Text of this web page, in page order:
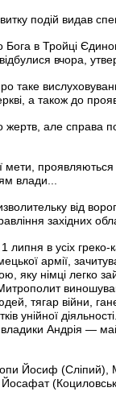
подій видав
Бога в Тройці
вчора,
таке
а також до
жертв, але справа
мети,
влади...
від
західних
липня в усіх
армії,
яку німці легко
тягар війни,
унійної
Андрія —
Йосиф